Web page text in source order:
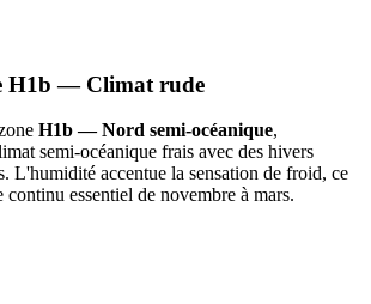
H1b — Climat rude
H1b — Nord semi-océanique,
semi-océanique frais avec des hivers
L'humidité accentue la sensation de froid, ce
essentiel de novembre à mars.